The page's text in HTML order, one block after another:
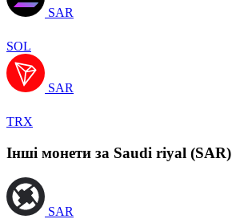
SAR
SOL
SAR
TRX
Інші монети за Saudi riyal (SAR)
SAR